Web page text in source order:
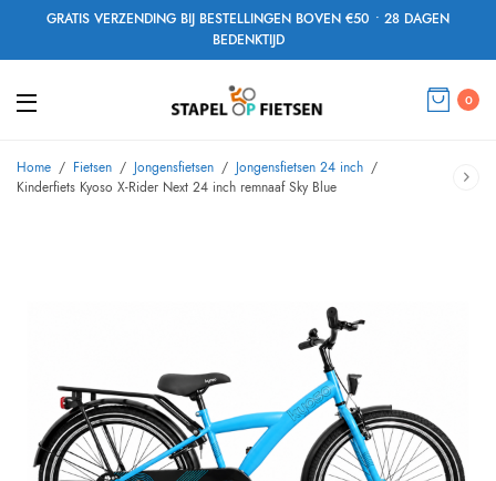
GRATIS VERZENDING BIJ BESTELLINGEN BOVEN €50 • 28 DAGEN
BEDENKTIJD
0
Home / Fietsen / Jongensfietsen / Jongensfietsen 24 inch /
Kinderfiets Kyoso X-Rider Next 24 inch remnaaf Sky Blue